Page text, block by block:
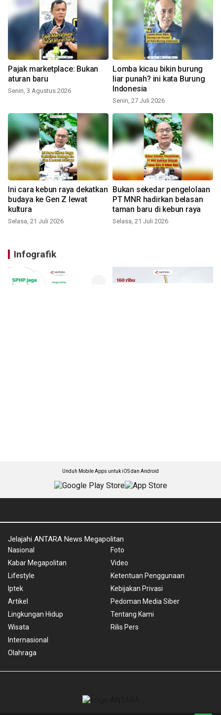
Pajak marketplace: Bukan
aturan baru
Senin, 3 Agustus 2026
Lomba kicau bikin burung
liar punah? ini kata Burung
Indonesia
Senin, 27 Juli 2026
Ini cara kebun raya dekatkan
budaya ke Gen Z lewat
kultura
Selasa, 21 Juli 2026
Bukan sekedar pengelolaan
PT MNR hadirkan belasan
taman baru di kebun raya
Selasa, 21 Juli 2026
Infografik
Unduh Mobile Apps untuk iOS dan Android
Jelajahi ANTARA News Megapolitan
Nasional
Kabar Megapolitan
Lifestyle
Iptek
Artikel
Lingkungan Hidup
Wisata
Internasional
Olahraga
Foto
Video
Ketentuan Penggunaan
Kebijakan Privasi
Pedoman Media Siber
Tentang Kami
Rilis Pers